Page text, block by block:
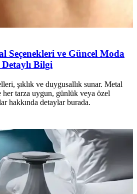
Seçenekleri ve Güncel Moda
Bilgi
şıklık ve duygusallık sunar. Metal
tarza uygun, günlük veya özel
hakkında detaylar burada.